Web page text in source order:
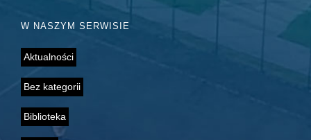
W NASZYM SERWISIE
Aktualności
Bez kategorii
Biblioteka